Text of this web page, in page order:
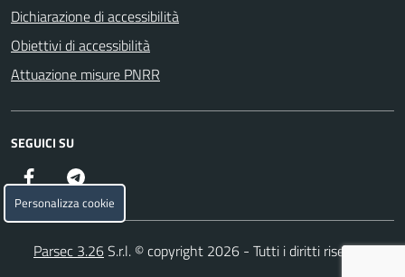
Dichiarazione di accessibilità
Obiettivi di accessibilità
Attuazione misure PNRR
SEGUICI SU
Facebook
Parsec 3.26S.r.l. © copyright 2026 - Tutti i diritti riservati
Personalizza cookie